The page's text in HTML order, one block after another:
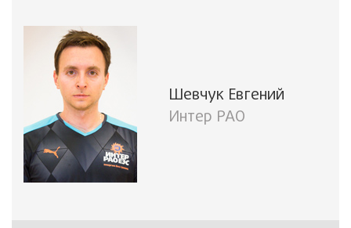
Шевчук Евгений
Интер РАО